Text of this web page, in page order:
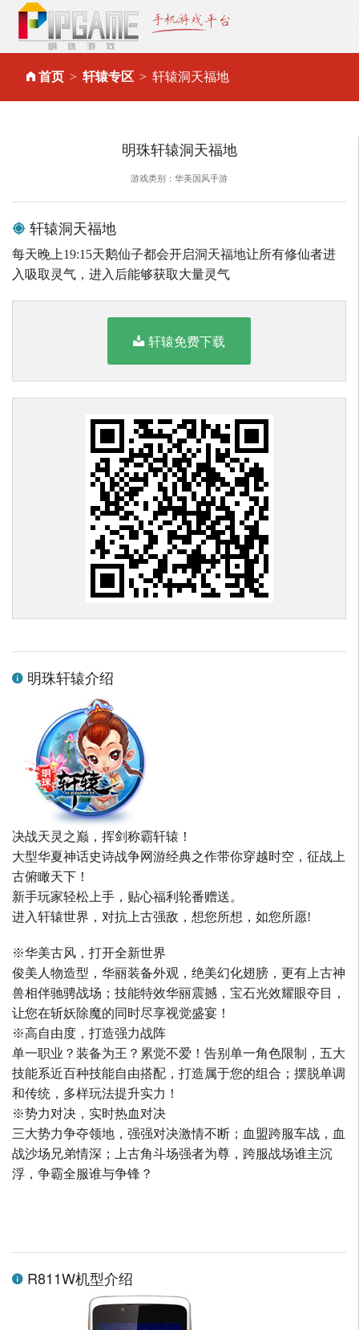
首页 轩辕专区 轩辕洞天福地
明珠轩辕洞天福地
游戏类别：华美国风手游
轩辕洞天福地
每天晚上19:15天鹅仙子都会开启洞天福地让所有修仙者进
入吸取灵气，进入后能够获取大量灵气
轩辕免费下载
明珠轩辕介绍
决战天灵之巅，挥剑称霸轩辕！
大型华夏神话史诗战争网游经典之作带你穿越时空，征战上
古俯瞰天下！
新手玩家轻松上手，贴心福利轮番赠送。
进入轩辕世界，对抗上古强敌，想您所想，如您所愿!
※华美古风，打开全新世界
俊美人物造型，华丽装备外观，绝美幻化翅膀，更有上古神
兽相伴驰骋战场；技能特效华丽震撼，宝石光效耀眼夺目，
让您在斩妖除魔的同时尽享视觉盛宴！
※高自由度，打造强力战阵
单一职业？装备为王？累觉不爱！告别单一角色限制，五大
技能系近百种技能自由搭配，打造属于您的组合；摆脱单调
和传统，多样玩法提升实力！
※势力对决，实时热血对决
三大势力争夺领地，强强对决激情不断；血盟跨服车战，血
战沙场兄弟情深；上古角斗场强者为尊，跨服战场谁主沉
浮，争霸全服谁与争锋？
R811W机型介绍